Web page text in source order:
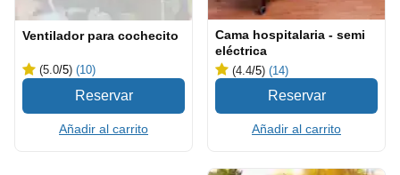
Ventilador para cochecito
(5.0/5) (10)
Añadir al carrito
Cama hospitalaria - semi
eléctrica
(4.4/5) (14)
Añadir al carrito